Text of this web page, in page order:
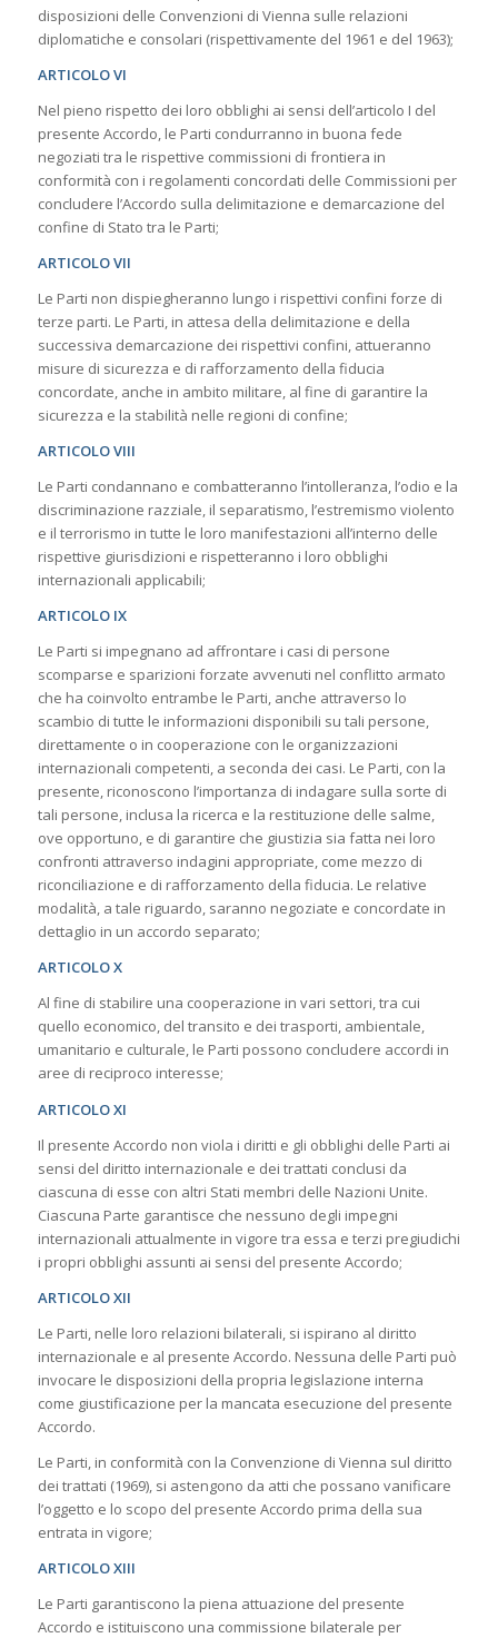
disposizioni delle Convenzioni di Vienna sulle relazioni
diplomatiche e consolari (rispettivamente del 1961 e del 1963);
ARTICOLO VI
Nel pieno rispetto dei loro obblighi ai sensi dell’articolo I del
presente Accordo, le Parti condurranno in buona fede
negoziati tra le rispettive commissioni di frontiera in
conformità con i regolamenti concordati delle Commissioni per
concludere l’Accordo sulla delimitazione e demarcazione del
confine di Stato tra le Parti;
ARTICOLO VII
Le Parti non dispiegheranno lungo i rispettivi confini forze di
terze parti. Le Parti, in attesa della delimitazione e della
successiva demarcazione dei rispettivi confini, attueranno
misure di sicurezza e di rafforzamento della fiducia
concordate, anche in ambito militare, al fine di garantire la
sicurezza e la stabilità nelle regioni di confine;
ARTICOLO VIII
Le Parti condannano e combatteranno l’intolleranza, l’odio e la
discriminazione razziale, il separatismo, l’estremismo violento
e il terrorismo in tutte le loro manifestazioni all’interno delle
rispettive giurisdizioni e rispetteranno i loro obblighi
internazionali applicabili;
ARTICOLO IX
Le Parti si impegnano ad affrontare i casi di persone
scomparse e sparizioni forzate avvenuti nel conflitto armato
che ha coinvolto entrambe le Parti, anche attraverso lo
scambio di tutte le informazioni disponibili su tali persone,
direttamente o in cooperazione con le organizzazioni
internazionali competenti, a seconda dei casi. Le Parti, con la
presente, riconoscono l’importanza di indagare sulla sorte di
tali persone, inclusa la ricerca e la restituzione delle salme,
ove opportuno, e di garantire che giustizia sia fatta nei loro
confronti attraverso indagini appropriate, come mezzo di
riconciliazione e di rafforzamento della fiducia. Le relative
modalità, a tale riguardo, saranno negoziate e concordate in
dettaglio in un accordo separato;
ARTICOLO X
Al fine di stabilire una cooperazione in vari settori, tra cui
quello economico, del transito e dei trasporti, ambientale,
umanitario e culturale, le Parti possono concludere accordi in
aree di reciproco interesse;
ARTICOLO XI
Il presente Accordo non viola i diritti e gli obblighi delle Parti ai
sensi del diritto internazionale e dei trattati conclusi da
ciascuna di esse con altri Stati membri delle Nazioni Unite.
Ciascuna Parte garantisce che nessuno degli impegni
internazionali attualmente in vigore tra essa e terzi pregiudichi
i propri obblighi assunti ai sensi del presente Accordo;
ARTICOLO XII
Le Parti, nelle loro relazioni bilaterali, si ispirano al diritto
internazionale e al presente Accordo. Nessuna delle Parti può
invocare le disposizioni della propria legislazione interna
come giustificazione per la mancata esecuzione del presente
Accordo.
Le Parti, in conformità con la Convenzione di Vienna sul diritto
dei trattati (1969), si astengono da atti che possano vanificare
l’oggetto e lo scopo del presente Accordo prima della sua
entrata in vigore;
ARTICOLO XIII
Le Parti garantiscono la piena attuazione del presente
Accordo e istituiscono una commissione bilaterale per